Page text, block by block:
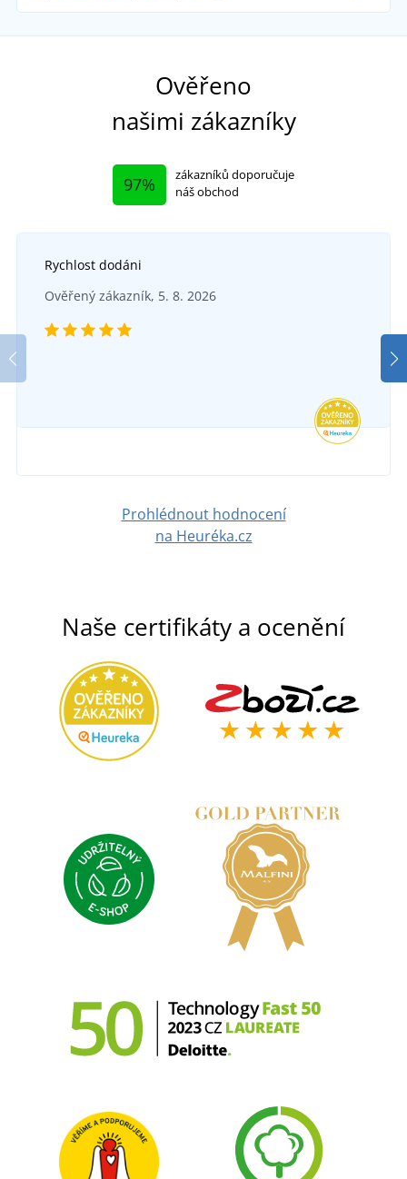
Až do velikosti 15XL
Nadměrné tílko Unisex
Až
Ověřeno
našimi zákazníky
97%
zákazníků doporučuje
náš obchod
Rychlost dodáni
Ověřený zákazník, 5. 8. 2026
Prohlédnout hodnocení
na Heuréka.cz
Naše certifikáty a ocenění